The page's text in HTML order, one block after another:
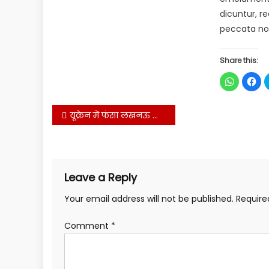
dicuntur,
peccata
Share this:
Click
to
share
to
यूक्रेन में फंसा लखनऊ का छात्र सकुशल लौटा, परिजनों की लौटी मुस्कान
Leave a Reply
Your email address will not be published.
Comment *